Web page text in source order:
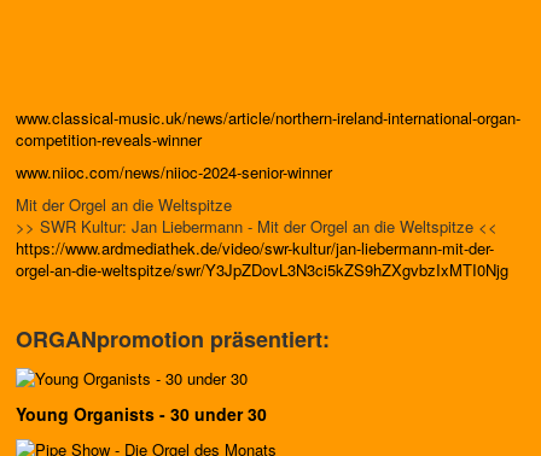
www.classical-music.uk/news/article/northern-ireland-international-organ-
competition-reveals-winner
www.niioc.com/news/niioc-2024-senior-winner
Mit der Orgel an die Weltspitze
>> SWR Kultur: Jan Liebermann - Mit der Orgel an die Weltspitze <<
https://www.ardmediathek.de/video/swr-kultur/jan-liebermann-mit-der-
orgel-an-die-weltspitze/swr/Y3JpZDovL3N3ci5kZS9hZXgvbzIxMTI0Njg
ORGANpromotion präsentiert:
Young Organists - 30 under 30